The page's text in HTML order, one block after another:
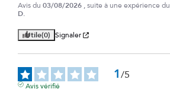
Avis du 03/08/2026 , suite à une expérience du
D.
Utile(0) Signaler
1/5
Avis vérifié